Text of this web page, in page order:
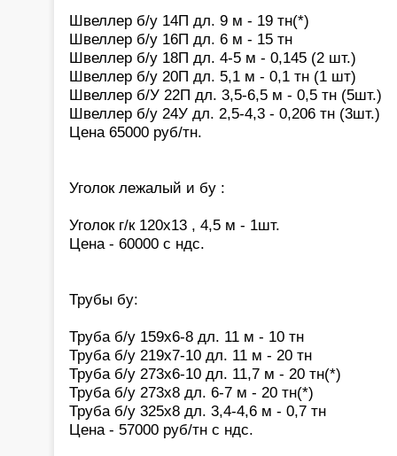
Швеллер б/у 14П дл. 9 м - 19 тн(*)
Швеллер б/у 16П дл. 6 м - 15 тн
Швеллер б/у 18П дл. 4-5 м - 0,145 (2 шт.)
Швеллер б/у 20П дл. 5,1 м - 0,1 тн (1 шт)
Швеллер б/У 22П дл. 3,5-6,5 м - 0,5 тн (5шт.)
Швеллер б/у 24У дл. 2,5-4,3 - 0,206 тн (3шт.)
Цена 65000 руб/тн.
Уголок лежалый и бу :
Уголок г/к 120х13 , 4,5 м - 1шт.
Цена - 60000 с ндс.
Трубы бу:
Труба б/у 159х6-8 дл. 11 м - 10 тн
Труба б/у 219х7-10 дл. 11 м - 20 тн
Труба б/у 273х6-10 дл. 11,7 м - 20 тн(*)
Труба б/у 273х8 дл. 6-7 м - 20 тн(*)
Труба б/у 325х8 дл. 3,4-4,6 м - 0,7 тн
Цена - 57000 руб/тн с ндс.